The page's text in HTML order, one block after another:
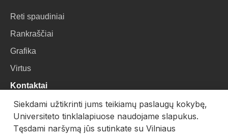
Reti spaudiniai
Rankraščiai
Grafika
Virtus
Kontaktai
VU Biblioteka
Universiteto g. 3, LT-01122, Vilnius
Siekdami užtikrinti jums teikiamų paslaugų kokybę,
Universiteto tinklalapiuose naudojame slapukus.
Tęsdami naršymą jūs sutinkate su Vilniaus